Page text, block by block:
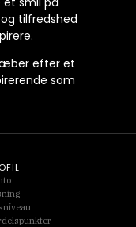
tilfredshed
efter et
som